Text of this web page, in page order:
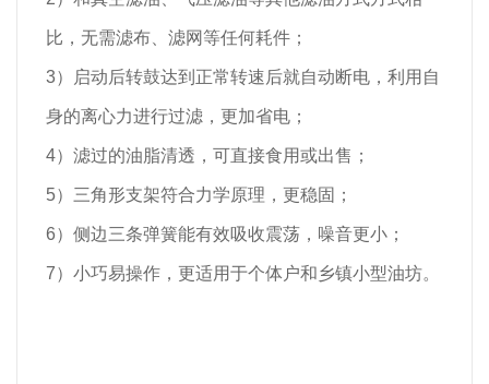
比，无需滤布、滤网等任何耗件；
3）启动后转鼓达到正常转速后就自动断电，利用自
身的离心力进行过滤，更加省电；
4）滤过的油脂清透，可直接食用或出售；
5）三角形支架符合力学原理，更稳固；
6）侧边三条弹簧能有效吸收震荡，噪音更小；
7）小巧易操作，更适用于个体户和乡镇小型油坊。